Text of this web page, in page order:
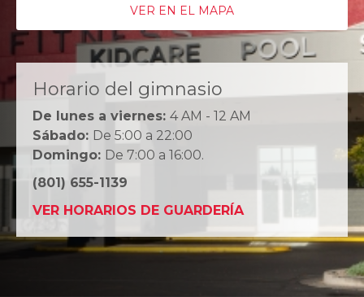
VER EN EL MAPA
Horario del gimnasio
De lunes a viernes: 4 AM - 12 AM
Sábado: De 5:00 a 22:00
Domingo: De 7:00 a 16:00.
(801) 655-1139
VER HORARIOS DE GUARDERÍA